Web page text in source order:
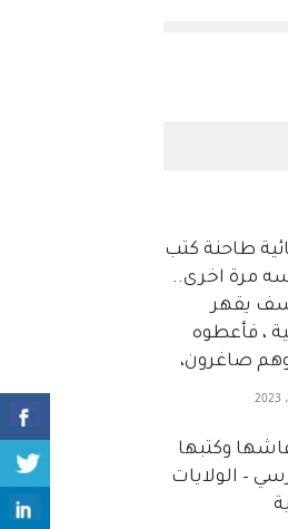
طاحنة كتب
مرة اخرى..
يقهر
، فأعطوه
صاغرون،
وكتبها
– الولايات